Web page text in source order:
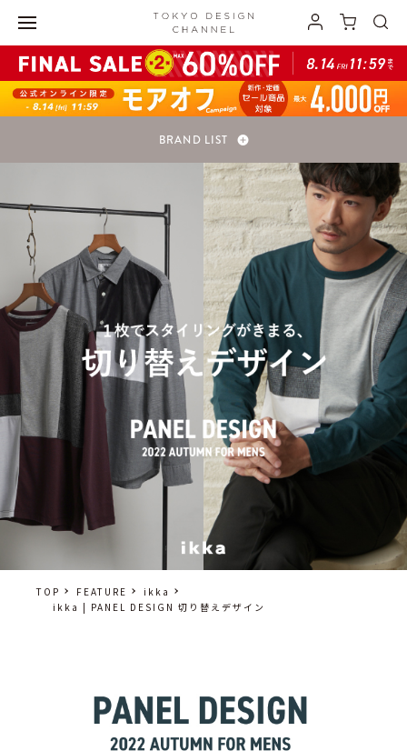
BRAND LIST
TOP FEATURE
ikka
ikka | PANEL DESIGN 切り替えデザイン